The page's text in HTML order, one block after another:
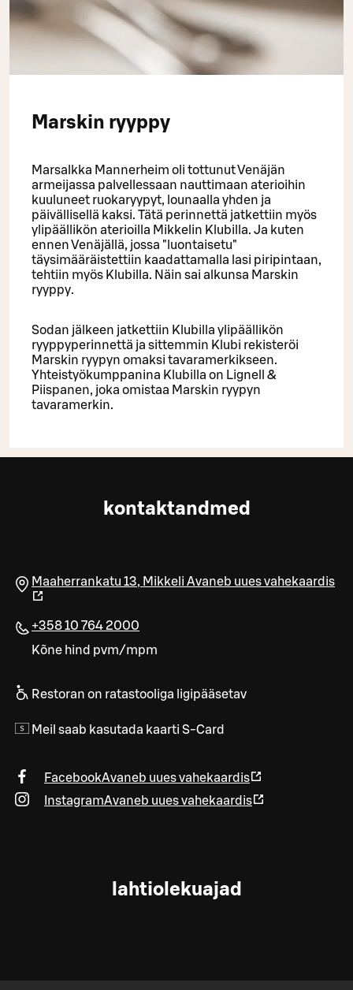
Marskin ryyppy
Marsalkka Mannerheim oli tottunut Venäjän
armeijassa palvellessaan nauttimaan aterioihin
kuuluneet ruokaryypyt, lounaalla yhden ja
päivällisellä kaksi. Tätä perinnettä jatkettiin myös
ylipäällikön aterioilla Mikkelin Klubilla. Ja kuten
ennen Venäjällä, jossa "luontaisetu"
täysimääräistettiin kaadattamalla lasi piripintaan,
tehtiin myös Klubilla. Näin sai alkunsa Marskin
ryyppy.
Sodan jälkeen jatkettiin Klubilla ylipäällikön
ryyppyperinnettä ja sittemmin Klubi rekisteröi
Marskin ryypyn omaksi tavaramerkikseen.
Yhteistyökumppanina Klubilla on Lignell &
Piispanen, joka omistaa Marskin ryypyn
tavaramerkin.
kontaktandmed
Maaherrankatu 13, Mikkeli Avaneb uues vahekaardis
+358 10 764 2000
Kõne hind pvm/mpm
Restoran on ratastooliga ligipääsetav
Meil saab kasutada kaarti S-Card
FacebookAvaneb uues vahekaardis
InstagramAvaneb uues vahekaardis
lahtiolekuajad